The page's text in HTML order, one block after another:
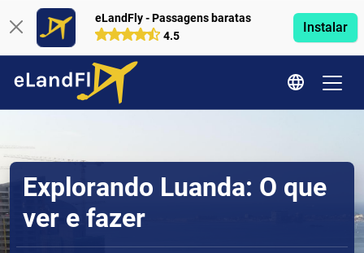
eLandFly - Passagens baratas
4.5
Instalar
Explorando Luanda: O que
ver e fazer